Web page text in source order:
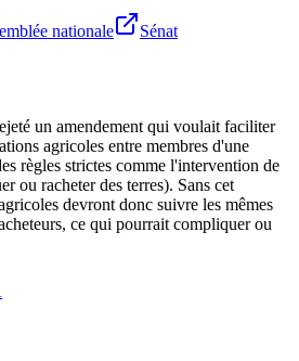
nationale Sénat
un amendement qui voulait faciliter
agricoles entre membres d'une
règles strictes comme l'intervention de
ou racheter des terres). Sans cet
devront donc suivre les mêmes
ce qui pourrait compliquer ou